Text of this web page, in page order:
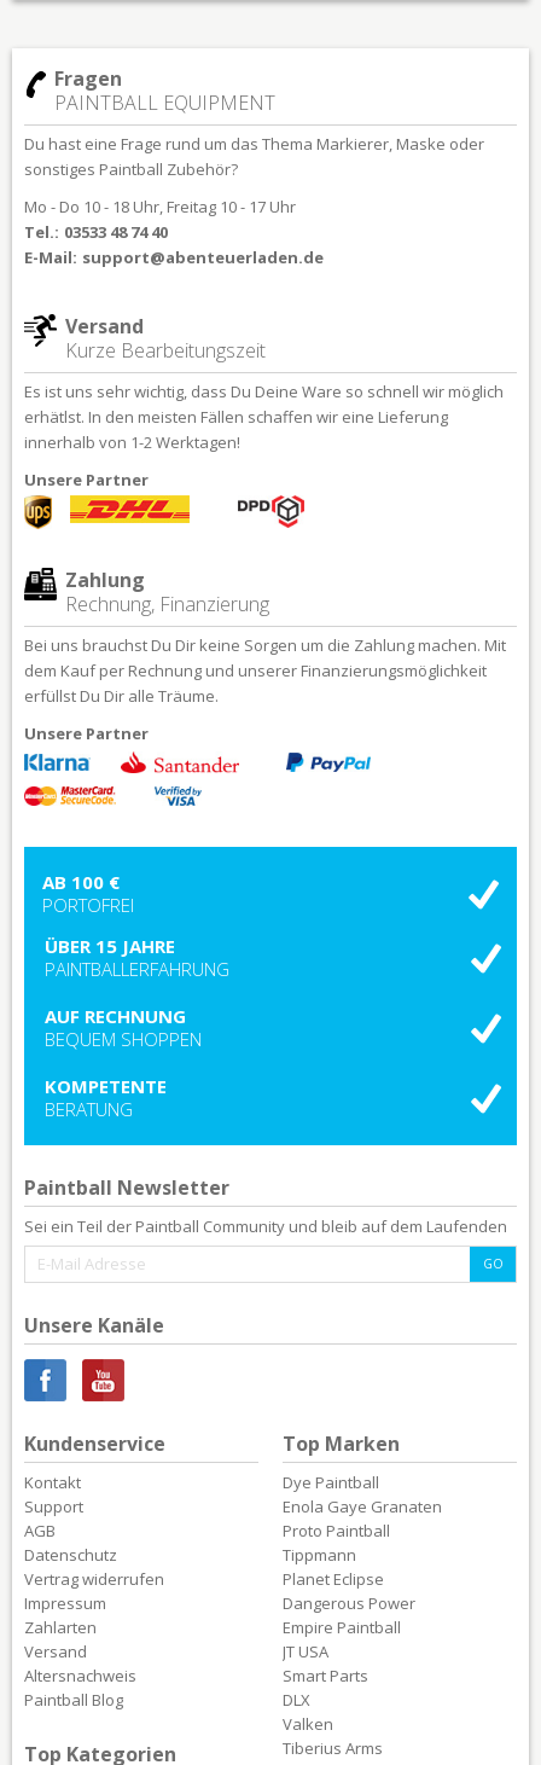
Fragen
PAINTBALL EQUIPMENT
Du hast eine Frage rund um das Thema Markierer, Maske oder
sonstiges Paintball Zubehör?
Mo - Do 10 - 18 Uhr, Freitag 10 - 17 Uhr
Tel.: 03533 48 74 40
E-Mail: support@abenteuerladen.de
Versand
Kurze Bearbeitungszeit
Es ist uns sehr wichtig, dass Du Deine Ware so schnell wir möglich
erhätlst. In den meisten Fällen schaffen wir eine Lieferung
innerhalb von 1-2 Werktagen!
Unsere Partner
Zahlung
Rechnung, Finanzierung
Bei uns brauchst Du Dir keine Sorgen um die Zahlung machen. Mit
dem Kauf per Rechnung und unserer Finanzierungsmöglichkeit
erfüllst Du Dir alle Träume.
Unsere Partner
AB 100 €
PORTOFREI
ÜBER 15 JAHRE
PAINTBALLERFAHRUNG
AUF RECHNUNG
BEQUEM SHOPPEN
KOMPETENTE
BERATUNG
Paintball Newsletter
Sei ein Teil der Paintball Community und bleib auf dem Laufenden
Unsere Kanäle
Kundenservice
Kontakt
Support
AGB
Datenschutz
Vertrag widerrufen
Impressum
Zahlarten
Versand
Altersnachweis
Paintball Blog
Top Kategorien
Top Marken
Dye Paintball
Enola Gaye Granaten
Proto Paintball
Tippmann
Planet Eclipse
Dangerous Power
Empire Paintball
JT USA
Smart Parts
DLX
Valken
Tiberius Arms